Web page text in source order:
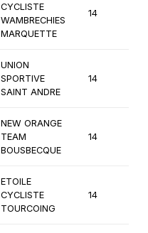
CYCLISTE
WAMBRECHIES
MARQUETTE
14
UNION
SPORTIVE
SAINT ANDRE
14
NEW ORANGE
TEAM
BOUSBECQUE
14
ETOILE
CYCLISTE
TOURCOING
14